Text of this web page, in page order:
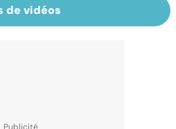
de vidéos